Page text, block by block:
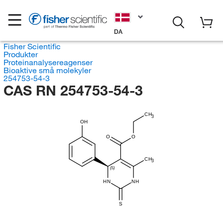
DA
Fisher Scientific
Produkter
Proteinanalysereagenser
Bioaktive små molekyler
254753-54-3
CAS RN 254753-54-3
CH3
O
O
CH3
NH
S
HN
(S)
OH